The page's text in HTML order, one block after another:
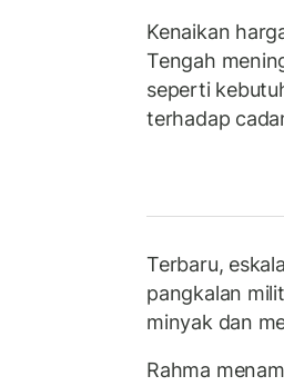
Kenaikan
Tengah
seperti
terhadap
Terbaru,
pangkalan
minyak dan
Rahma